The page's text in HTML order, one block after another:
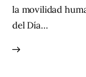
la movilidad
del Día…